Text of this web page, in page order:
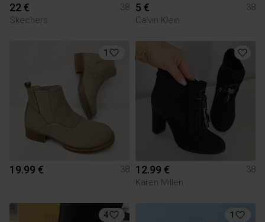
22 €
38
Skechers
5 €
38
Calvin Klein
1
19.99 € 38 12.99 €
38
Karen Millen
4 1